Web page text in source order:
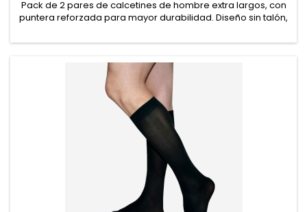
Pack de 2 pares de calcetines de hombre extra largos, con
puntera reforzada para mayor durabilidad. Diseño sin talón,
caerse ni formar arrugas. Confeccionados en talla única,
de 6 Pack-2 pares ). 98% Poliamida, 2% Elastano